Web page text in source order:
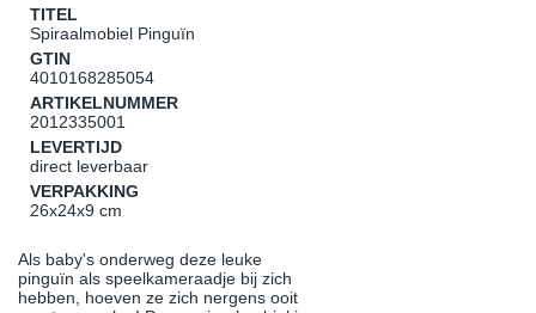
TITEL
Spiraalmobiel Pinguïn
GTIN
4010168285054
ARTIKELNUMMER
2012335001
LEVERTIJD
direct leverbaar
VERPAKKING
26x24x9 cm
Als baby's onderweg deze leuke
pinguïn als speelkameraadje bij zich
hebben, hoeven ze zich nergens ooit